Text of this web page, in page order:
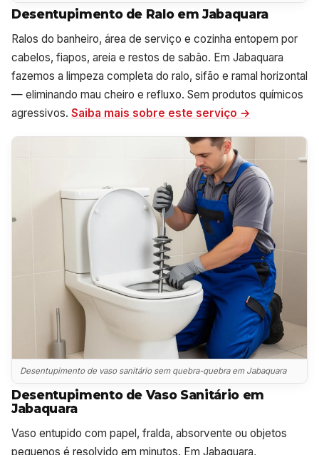
Desentupimento de Ralo em Jabaquara
Ralos do banheiro, área de serviço e cozinha entopem por
cabelos, fiapos, areia e restos de sabão. Em Jabaquara
fazemos a limpeza completa do ralo, sifão e ramal horizontal
— eliminando mau cheiro e refluxo. Sem produtos químicos
agressivos. Saiba mais sobre este serviço →
Desentupimento de vaso sanitário sem quebra-quebra em Jabaquara
Desentupimento de Vaso Sanitário em
Jabaquara
Vaso entupido com papel, fralda, absorvente ou objetos
pequenos é resolvido em minutos. Em Jabaquara,